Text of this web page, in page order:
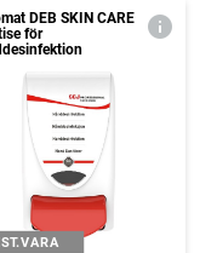
DEB SKIN CARE
för